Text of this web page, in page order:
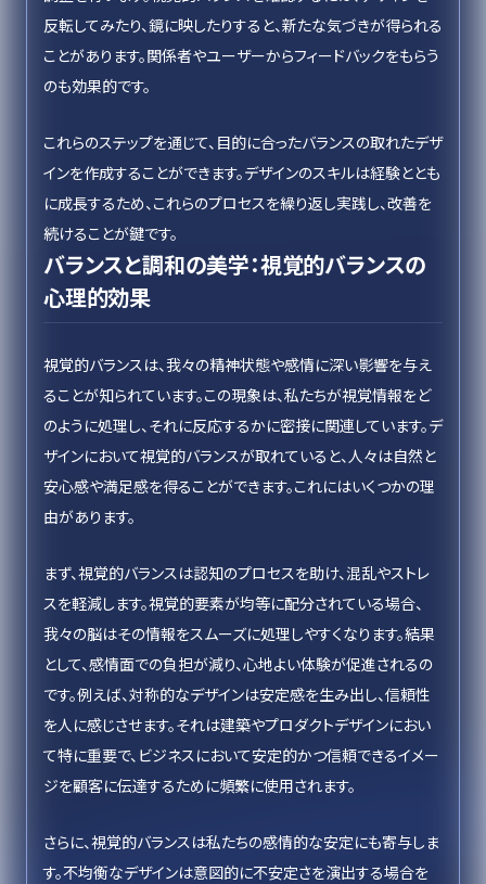
反転してみたり、鏡に映したりすると、新たな気づきが得られる
ことがあります。関係者やユーザーからフィードバックをもらう
のも効果的です。
これらのステップを通じて、目的に合ったバランスの取れたデザ
インを作成することができます。デザインのスキルは経験ととも
に成長するため、これらのプロセスを繰り返し実践し、改善を
続けることが鍵です。
バランスと調和の美学：視覚的バランスの
心理的効果
視覚的バランスは、我々の精神状態や感情に深い影響を与え
ることが知られています。この現象は、私たちが視覚情報をど
のように処理し、それに反応するかに密接に関連しています。デ
ザインにおいて視覚的バランスが取れていると、人々は自然と
安心感や満足感を得ることができます。これにはいくつかの理
由があります。
まず、視覚的バランスは認知のプロセスを助け、混乱やストレ
スを軽減します。視覚的要素が均等に配分されている場合、
我々の脳はその情報をスムーズに処理しやすくなります。結果
として、感情面での負担が減り、心地よい体験が促進されるの
です。例えば、対称的なデザインは安定感を生み出し、信頼性
を人に感じさせます。それは建築やプロダクトデザインにおい
て特に重要で、ビジネスにおいて安定的かつ信頼できるイメー
ジを顧客に伝達するために頻繁に使用されます。
さらに、視覚的バランスは私たちの感情的な安定にも寄与しま
す。不均衡なデザインは意図的に不安定さを演出する場合を